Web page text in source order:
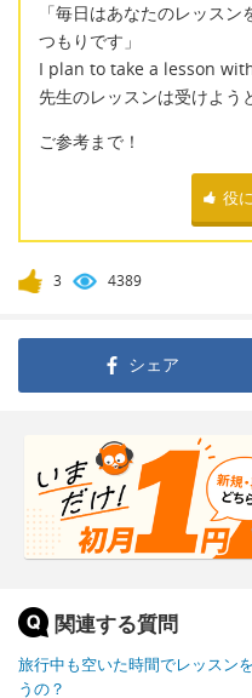
「毎日はあなたのレッス
つもりです」
I plan to take a lesson
先生のレッスンは受けよう
ご参考まで！
役
3 4389
シェア
関連する質問
旅行中も空いた時間でレッスン
うの？